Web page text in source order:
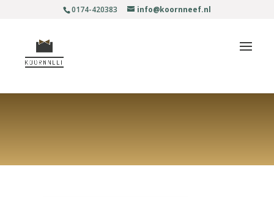
0174-420383 info@koornneef.nl